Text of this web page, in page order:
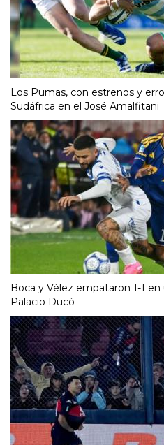
Los Pumas, con estrenos y
Sudáfrica en el José Amalfitani
Boca y Vélez empataron 1-1
Palacio Ducó